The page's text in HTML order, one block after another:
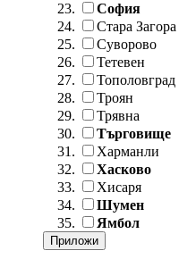
София
Стара Загора
Суворово
Тетевен
Тополовград
Троян
Трявна
Търговище
Харманли
Хасково
Хисаря
Шумен
Ямбол